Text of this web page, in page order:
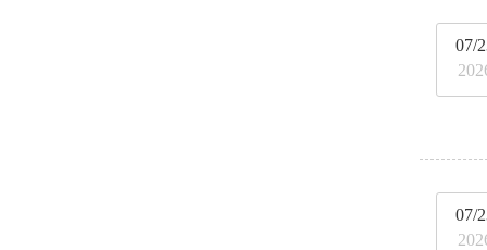
07/
07/